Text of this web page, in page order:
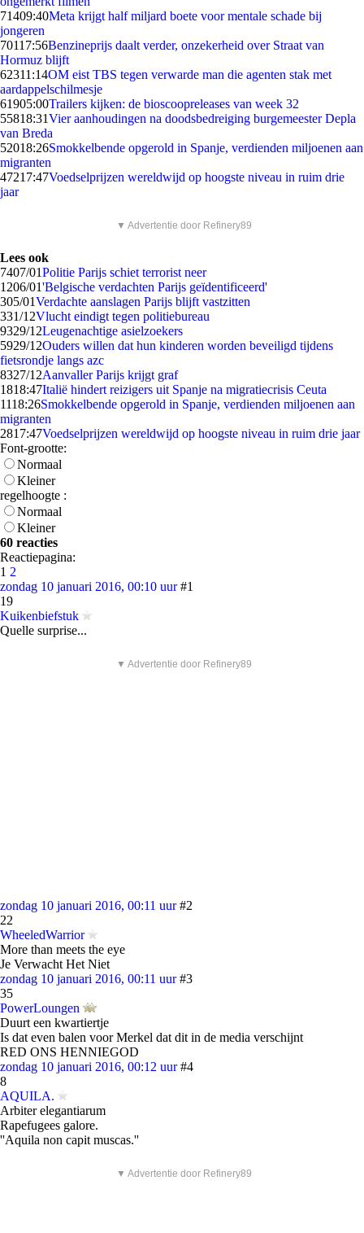
71409:40Meta krijgt half miljard boete voor mentale schade bij
jongeren
70117:56Benzineprijs daalt verder, onzekerheid over Straat van
Hormuz blijft
62311:14OM eist TBS tegen verwarde man die agenten stak met
aardappelschilmesje
61905:00Trailers kijken: de bioscoopreleases van week 32
55818:31Vier aanhoudingen na doodsbedreiging burgemeester Depla
van Breda
52018:26Smokkelbende opgerold in Spanje, verdienden miljoenen aan
migranten
47217:47Voedselprijzen wereldwijd op hoogste niveau in ruim drie
jaar
▼ Advertentie door Refinery89
Lees ook
7407/01Politie Parijs schiet terrorist neer
1206/01'Belgische verdachten Parijs geïdentificeerd'
305/01Verdachte aanslagen Parijs blijft vastzitten
331/12Vlucht eindigt tegen politiebureau
9329/12Leugenachtige asielzoekers
5929/12Ouders willen dat hun kinderen worden beveiligd tijdens
fietsrondje langs azc
8327/12Aanvaller Parijs krijgt graf
1818:47Italië hindert reizigers uit Spanje na migratiecrisis Ceuta
1118:26Smokkelbende opgerold in Spanje, verdienden miljoenen aan
migranten
2817:47Voedselprijzen wereldwijd op hoogste niveau in ruim drie jaar
Font-grootte:
Normaal
Kleiner
regelhoogte :
Normaal
Kleiner
60 reacties
Reactiepagina:
1 2
zondag 10 januari 2016, 00:10 uur #1
19
Kuikenbiefstuk
Quelle surprise...
▼ Advertentie door Refinery89
zondag 10 januari 2016, 00:11 uur #2
22
WheeledWarrior
More than meets the eye
Je Verwacht Het Niet
zondag 10 januari 2016, 00:11 uur #3
35
PowerLoungen
Duurt een kwartiertje
Is dat even balen voor Merkel dat dit in de media verschijnt
RED ONS HENNIEGOD
zondag 10 januari 2016, 00:12 uur #4
8
AQUILA.
Arbiter elegantiarum
Rapefugees galore.
''Aquila non capit muscas.''
▼ Advertentie door Refinery89